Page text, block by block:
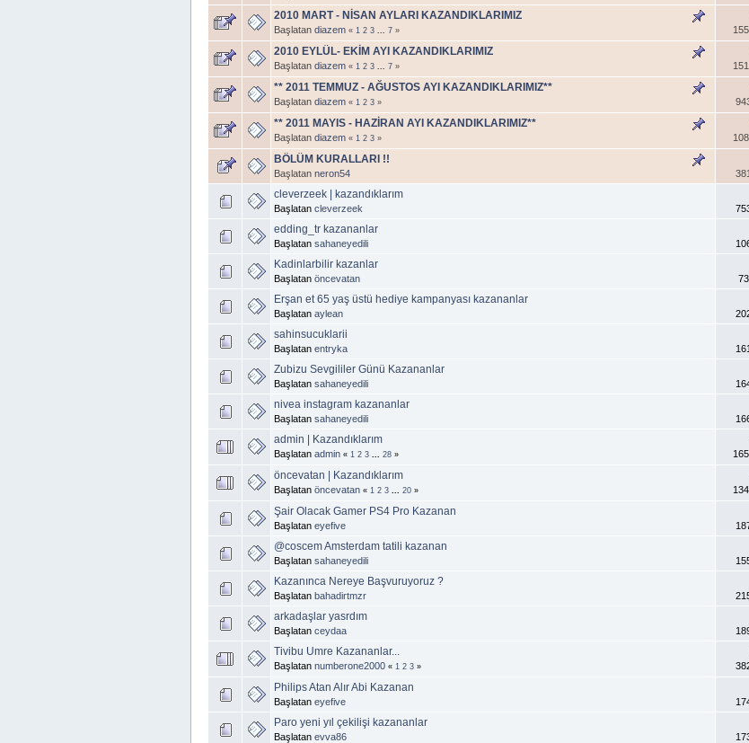
2010 MART - NİSAN AYLARI KAZANDIKLARIMIZ
Başlatan diazem « 1 2 3 7 »
2010 EYLÜL- EKİM AYI KAZANDIKLARIMIZ
Başlatan diazem « 1 2 3 7 »
** 2011 TEMMUZ - AĞUSTOS AYI KAZANDIKLARIMIZ**
Başlatan diazem « 1 2 3 »
** 2011 MAYIS - HAZİRAN AYI KAZANDIKLARIMIZ**
Başlatan diazem « 1 2 3 »
BÖLÜM KURALLARI !!
Başlatan neron54
cleverzeek | kazandıklarım
Başlatan cleverzeek
edding_tr kazananlar
Başlatan sahaneyedili
Kadinlarbilir kazanlar
Başlatan öncevatan
Erşan et 65 yaş üstü hediye kampanyası kazananlar
Başlatan aylean
sahinsucuklarii
Başlatan entryka
Zubizu Sevgililer Günü Kazananlar
Başlatan sahaneyedili
nivea instagram kazananlar
Başlatan sahaneyedili
admin | Kazandıklarım
Başlatan admin « 1 2 3 28 »
öncevatan | Kazandıklarım
Başlatan öncevatan « 1 2 3 20 »
Şair Olacak Gamer PS4 Pro Kazanan
Başlatan eyefive
@coscem Amsterdam tatili kazanan
Başlatan sahaneyedili
Kazanınca Nereye Başvuruyoruz ?
Başlatan bahadirtmzr
arkadaşlar yasrdım
Başlatan ceydaa
Tivibu Umre Kazananlar...
Başlatan numberone2000 « 1 2 3 »
Philips Atan Alır Abi Kazanan
Başlatan eyefive
Paro yeni yıl çekilişi kazananlar
Başlatan evva86